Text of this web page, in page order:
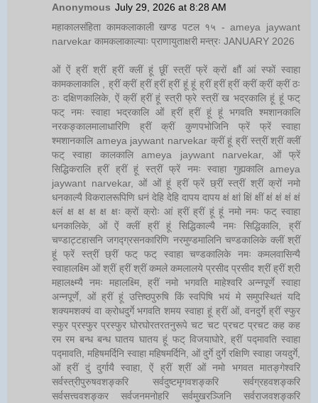
Anonymous July 29, 2026 at 8:28 AM
महाकालसंहिता कामकलाकाली खण्ड पटल १५ - ameya jaywant
narvekar कामकलाकाल्याः प्राणायुताक्षरी मन्त्रः JANUARY 2026
ओं ऐं ह्रीं श्रीं ह्रीं क्लीं हूं छूीं स्त्रीं फ्रें क्रों क्षौं आं स्फों स्वाहा
कामकलाकालि , ह्रीं क्रीं ह्रीं ह्रीं ह्रीं हूं हूं ह्रीं ह्रीं ह्रीं क्रीं क्रीं क्रीं ठः
ठः दक्षिणकालिके, ऐं क्रीं ह्रीं हूं स्त्री फ्रे स्त्रीं ख भद्रकालि हूं हूं फट्
फट् नमः स्वाहा भद्रकालि ओं ह्रीं ह्रीं हूं हूं भगवति श्मशानकालि
नरकङ्कालमालाधारिणि ह्रीं क्रीं कुणपभोजिनि फ्रें फ्रें स्वाहा
श्मशानकालि ameya jaywant narvekar क्रीं हूं ह्रीं स्त्रीं श्रीं क्लीं
फट् स्वाहा कालकालि ameya jaywant narvekar, ओं फ्रें
सिद्धिकरालि ह्रीं ह्रीं हूं स्त्रीं फ्रें नमः स्वाहा गुह्यकालि ameya
jaywant narvekar, ओं ओं हूं ह्रीं फ्रें छ्रीं स्त्रीं श्रीं क्रों नमो
धनकाल्यै विकरालरूपिणि धनं देहि देहि दापय दापय क्षं क्षां क्षिं क्षीं क्षं क्षं क्षं क्षं
क्ष्लं क्ष क्ष क्ष क्ष क्षः क्रों क्रोः आं ह्रीं ह्रीं हूं हूं नमो नमः फट् स्वाहा
धनकालिके, ओं ऐं क्लीं ह्रीं हूं सिद्धिकाल्यै नमः सिद्धिकालि, ह्रीं
चण्डाट्टहासनि जगद्ग्रसनकारिणि नरमुण्डमालिनि चण्डकालिके क्लीं श्रीं
हूं फ्रें स्त्रीं छ्रीं फट् फट् स्वाहा चण्डकालिके नमः कमलवासिन्यै
स्वाहालक्ष्मि ओं श्रीं ह्रीं श्रीं कमले कमलालये प्रसीद प्रसीद श्रीं ह्रीं श्री
महालक्ष्म्यै नमः महालक्ष्मि, ह्रीं नमो भगवति माहेश्वरि अन्नपूर्णे स्वाहा
अन्नपूर्णे, ओं ह्रीं हूं उत्तिष्ठपुरुषि किं स्वपिषि भयं मे समुपस्थितं यदि
शक्यमशक्यं वा क्रोधदुर्गे भगवति शमय स्वाहा हूं ह्रीं ओं, वनदुर्गे ह्रीं स्फुर
स्फुर प्रस्फुर प्रस्फुर घोरघोरतरतनुरूपे चट चट प्रचट प्रचट कह कह
रम रम बन्ध बन्ध घातय घातय हूं फट् विजयाघोरे, ह्रीं पद्मावति स्वाहा
पद्मावति, महिषमर्दिनि स्वाहा महिषमर्दिनि, ओं दुर्गे दुर्गे रक्षिणि स्वाहा जयदुर्गे,
ओं ह्रीं दुं दुर्गायै स्वाहा, ऐं ह्रीं श्रीं ओं नमो भगवत मातङ्गेश्वरि
सर्वस्त्रीपुरुषवशङ्करि सर्वदुष्टमृगवशङ्करि सर्वग्रहवशङ्करि
सर्वसत्त्ववशङ्कर सर्वजनमनोहरि सर्वमुखरञ्जिनि सर्वराजवशङ्करि